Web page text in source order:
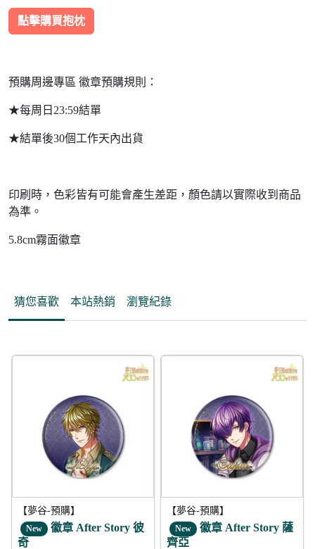
點擊購買抱枕
預購周邊專區 徽章預購規則：
★每周日23:59結單
★結單後30個工作天內出貨
印刷時，色彩皆有可能會產生差距，顏色請以實際收到商品
為準。
5.8cm霧面徽章
猜您喜歡 本站熱銷 瀏覽紀錄
【夢谷-預購】
New 徽章 After Story 彼
奇
【夢谷-預購】
New 徽章 After Story 薩
齊亞